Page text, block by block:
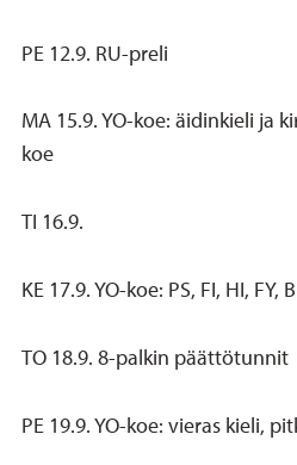
PE 12.9. RU-preli
MA 15.9. YO-koe: äidinkieli ja
koe
TI 16.9.
KE 17.9. YO-koe: PS, FI, HI, FY,
TO 18.9. 8-palkin päättötunnit
PE 19.9. YO-koe: vieras kieli,